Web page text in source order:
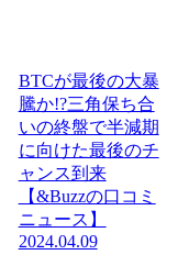
BTCが最後の大暴
騰か!?三角保ち合
いの終盤で半減期
に向けた最後のチ
ャンス到来
【&Buzzの口コミ
ニュース】
2024.04.09